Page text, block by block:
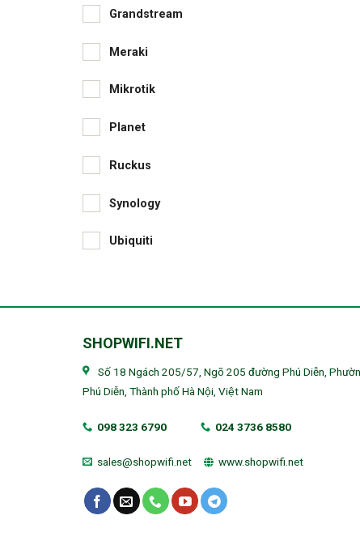
Grandstream
Meraki
Mikrotik
Planet
Ruckus
Synology
Ubiquiti
SHOPWIFI.NET
Số 18 Ngách 205/57, Ngõ 205 đường Phú Diễn,
Phú Diễn, Thành phố Hà Nội, Việt Nam
098 323 6790 024 3736 8580
sales@shopwifi.net www.shopwifi.net